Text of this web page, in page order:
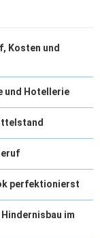
Kosten und
und Hotellerie
perfektionierst
im